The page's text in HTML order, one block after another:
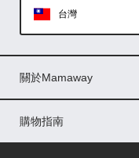
台灣
印尼
菲律賓
馬來西亞
關於Mamaway
門市據點
最新消息
品牌故事
人力招募
媒體花絮
隱私權聲明
CSR企業社會責任
購物指南
購物常見問題
退換貨問題
儲值金使用條款
購買儲值金
發票問題
會員權益
線上留言
吸乳器-免費體驗